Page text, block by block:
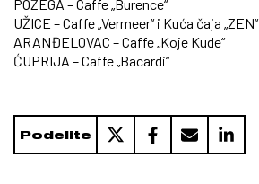
POŽEGA – Caffe „Burence“
UŽICE – Caffe „Vermeer“ i Kuća čaja „ZEN“
ARANĐELOVAC – Caffe „Koje Kude“
ĆUPRIJA – Caffe „Bacardi“
Podelite